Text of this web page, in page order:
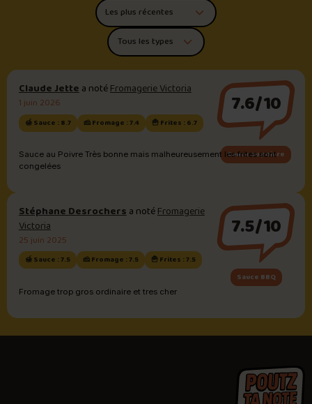
Trier les commentaires
Filtrer par type de poutine
Claude Jettea notéFromagerie Victoria
1 juin 2026
🍯 Sauce : 8.7 🧀 Fromage : 7.4 🍟 Frites : 6.7
7.6/10
Sauce au poivre
Sauce au Poivre Très bonne mais malheureusement les frites sont
congelées
Stéphane Desrochersa notéFromagerie
Victoria
25 juin 2025
🍯 Sauce : 7.5 🧀 Fromage : 7.5 🍟 Frites : 7.5
7.5/10
Sauce BBQ
Fromage trop gros ordinaire et tres cher